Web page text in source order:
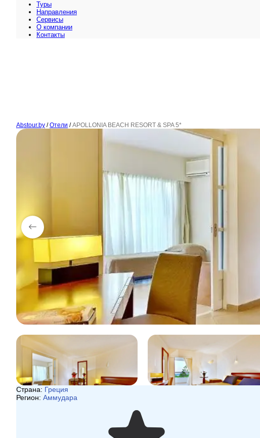
Туры
Направления
Сервисы
O компании
Контакты
Abstour.by / Отели / APOLLONIA BEACH RESORT & SPA 5*
Страна: Греция
Регион: Аммудара